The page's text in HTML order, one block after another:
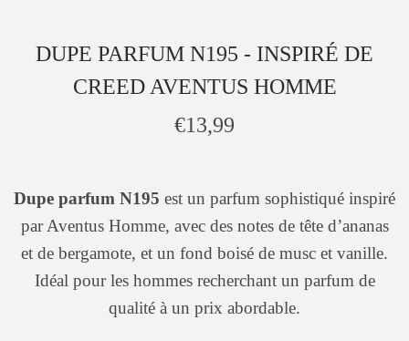
DUPE PARFUM N195 - INSPIRÉ DE
CREED AVENTUS HOMME
€13,99
Dupe parfum N195 est un parfum sophistiqué inspiré
par Aventus Homme, avec des notes de tête d’ananas
et de bergamote, et un fond boisé de musc et vanille.
Idéal pour les hommes recherchant un parfum de
qualité à un prix abordable.